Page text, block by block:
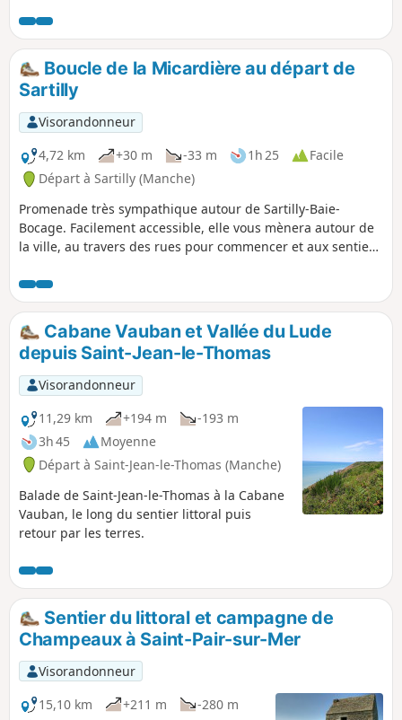
Boucle de la Micardière au départ de
Sartilly
Visorandonneur
4,72 km
+30 m -33 m 1h 25
Facile
Départ à Sartilly (Manche)
Promenade très sympathique autour de Sartilly-Baie-
Bocage. Facilement accessible, elle vous mènera autour de
la ville, au travers des rues pour commencer et aux sentiers
nombreux chevaux.
Cabane Vauban et Vallée du Lude
depuis Saint-Jean-le-Thomas
Visorandonneur
11,29 km
+194 m
-193 m
3h 45
Moyenne
Départ à Saint-Jean-le-Thomas (Manche)
Balade de Saint-Jean-le-Thomas à la Cabane
Vauban, le long du sentier littoral puis
retour par les terres.
Sentier du littoral et campagne de
Champeaux à Saint-Pair-sur-Mer
Visorandonneur
15,10 km
+211 m
-280 m